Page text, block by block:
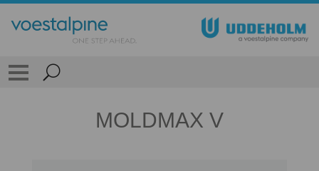
MOLDMAX V